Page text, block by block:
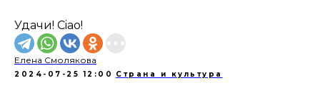
Удачи! Ciao!
Елена Смолякова
2024-07-25 12:00 Страна и культура